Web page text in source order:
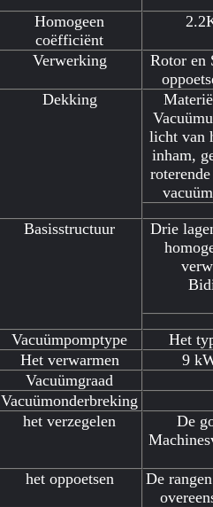
Homogeen
coëfficiënt
Verwerking
Rotor en
Dekking
licht van
inham,
Basisstructuur
Drie
Vacuümpomptype
Het
Het verwarmen
9
Vacuümgraad
Vacuümonderbreking
het verzegelen
De
het oppoetsen
De